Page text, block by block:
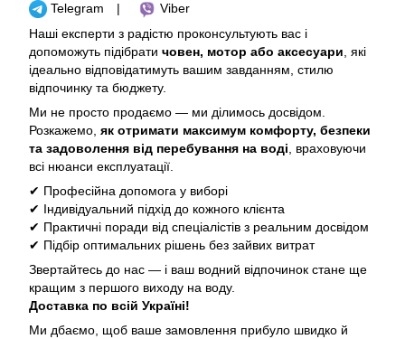
Telegram |
Viber
Наші експерти з радістю проконсультують вас і
допоможуть підібрати човен, мотор або аксесуари, які
ідеально відповідатимуть вашим завданням, стилю
відпочинку та бюджету.
Ми не просто продаємо — ми ділимось досвідом.
Розкажемо, як отримати максимум комфорту, безпеки
та задоволення від перебування на воді, враховуючи
всі нюанси експлуатації.
✔ Професійна допомога у виборі
✔ Індивідуальний підхід до кожного клієнта
✔ Практичні поради від спеціалістів з реальним досвідом
✔ Підбір оптимальних рішень без зайвих витрат
Звертайтесь до нас — і ваш водний відпочинок стане ще
кращим з першого виходу на воду.
Доставка по всій Україні!
Ми дбаємо, щоб ваше замовлення прибуло швидко й